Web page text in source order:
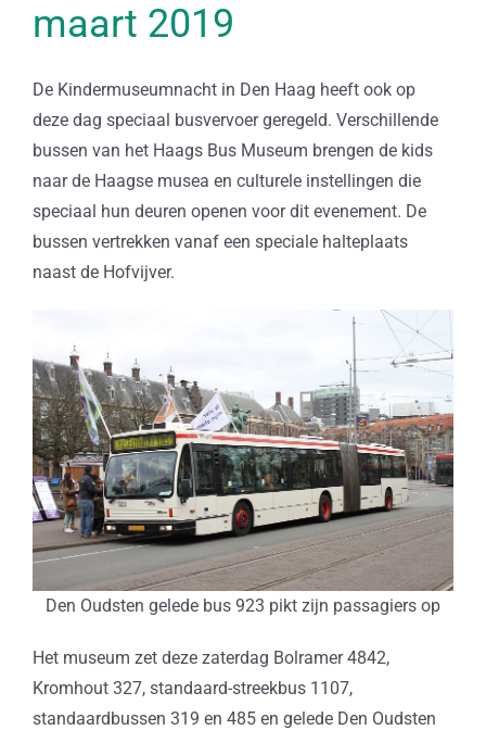
maart 2019
De Kindermuseumnacht in Den Haag heeft ook op
deze dag speciaal busvervoer geregeld. Verschillende
bussen van het Haags Bus Museum brengen de kids
naar de Haagse musea en culturele instellingen die
speciaal hun deuren openen voor dit evenement. De
bussen vertrekken vanaf een speciale halteplaats
naast de Hofvijver.
Den Oudsten gelede bus 923 pikt zijn passagiers op
Het museum zet deze zaterdag Bolramer 4842,
Kromhout 327, standaard-streekbus 1107,
standaardbussen 319 en 485 en gelede Den Oudsten